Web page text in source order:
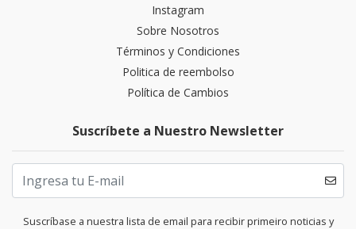
Instagram
Sobre Nosotros
Términos y Condiciones
Politica de reembolso
Política de Cambios
Suscríbete a Nuestro Newsletter
Suscríbase a nuestra lista de email para recibir primeiro noticias y